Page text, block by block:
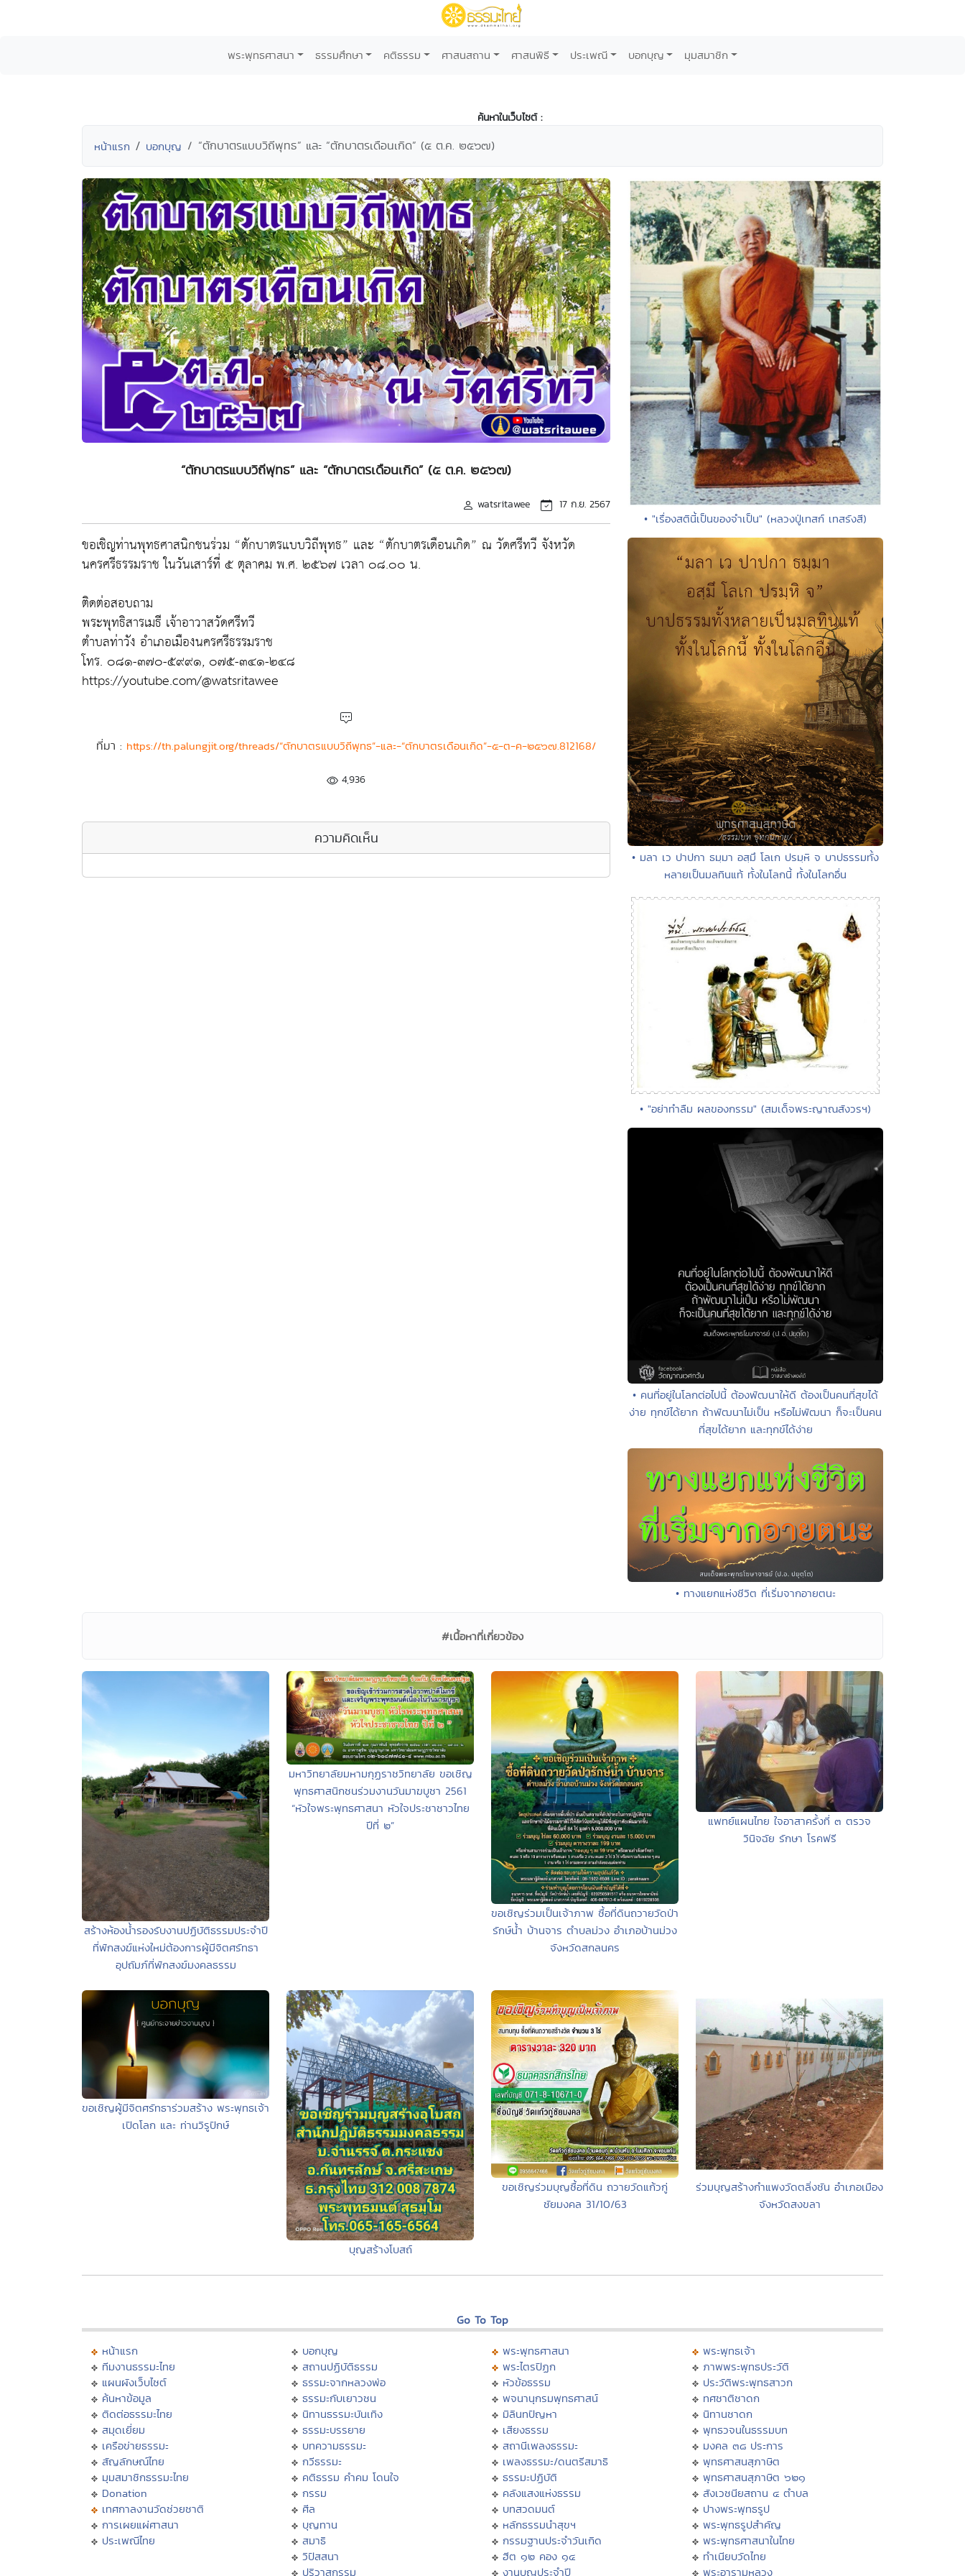
พระพุทธศาสนา ธรรมศึกษา คติธรรม ศาสนสถาน ศาสนพิธี ประเพณี บอกบุญ มุมสมาชิก
ค้นหาในเว็บไซต์ :
หน้าแรก บอกบุญ “ตักบาตรแบบวิถีพุทธ” และ “ตักบาตรเดือนเกิด” (๕ ต.ค. ๒๕๖๗)
“ตักบาตรแบบวิถีพุทธ” และ “ตักบาตรเดือนเกิด” (๕ ต.ค. ๒๕๖๗)
watsritawee 17 ก.ย. 2567
ขอเชิญท่านพุทธศาสนิกชนร่วม “ตักบาตรแบบวิถีพุทธ” และ “ตักบาตรเดือนเกิด” ณ วัดศรีทวี จังหวัด
นครศรีธรรมราช ในวันเสาร์ที่ ๕ ตุลาคม พ.ศ. ๒๕๖๗ เวลา ๐๘.๐๐ น.
ติดต่อสอบถาม
พระพุทธิสารเมธี เจ้าอาวาสวัดศรีทวี
ตำบลท่าวัง อำเภอเมืองนครศรีธรรมราช
โทร. ๐๘๑-๓๗๐-๕๙๙๑, ๐๗๕-๓๔๑-๒๔๘
https://youtube.com/@watsritawee
ที่มา : https://th.palungjit.org/threads/“ตักบาตรแบบวิถีพุทธ”-และ-“ตักบาตรเดือนเกิด”-๕-ต-ค-๒๕๖๗.812168/
4,936
ความคิดเห็น
• "เรื่องสตินี้เป็นของจำเป็น" (หลวงปู่เทสก์ เทสรังสี)
• มลา เว ปาปกา ธมฺมา อสฺมึ โลเก ปรมฺหิ จ บาปธรรมทั้ง
หลายเป็นมลทินแท้ ทั้งในโลกนี้ ทั้งในโลกอื่น
• "อย่าทำลืม ผลของกรรม" (สมเด็จพระญาณสังวรฯ)
• คนที่อยู่ในโลกต่อไปนี้ ต้องพัฒนาให้ดี ต้องเป็นคนที่สุขได้
ง่าย ทุกข์ได้ยาก ถ้าพัฒนาไม่เป็น หรือไม่พัฒนา ก็จะเป็นคน
ที่สุขได้ยาก และทุกข์ได้ง่าย
• ทางแยกแห่งชีวิต ที่เริ่มจากอายตนะ
#เนื้อหาที่เกี่ยวข้อง
สร้างห้องน้ำรองรับงานปฏิบัติธรรมประจำปี
ที่พักสงฆ์แห่งใหม่ต้องการผู้มีจิตศรัทธา
อุปถัมภ์ที่พักสงฆ์มงคลธรรม
มหาวิทยาลัยมหามกุฏราชวิทยาลัย ขอเชิญ
พุทธศาสนิกชนร่วมงานวันมาฆบูชา 2561
“หัวใจพระพุทธศาสนา หัวใจประชาชาวไทย
ปีที่ ๒”
ขอเชิญร่วมเป็นเจ้าภาพ ซื้อที่ดินถวายวัดป่า
รักษ์น้ำ บ้านจาร ตำบลม่วง อำเภอบ้านม่วง
จังหวัดสกลนคร
แพทย์แผนไทย ใจอาสาครั้งที่ ๓ ตรวจ
วินิจฉัย รักษา โรคฟรี
ขอเชิญผู้มีจิตศรัทธาร่วมสร้าง พระพุทธเจ้า
เปิดโลก และ ท่านวิรูปักษ์
บุญสร้างโบสถ์
ขอเชิญร่วมบุญซื้อที่ดิน ถวายวัดแก้วกู่
ชัยมงคล 31/10/63
ร่วมบุญสร้างกำแพงวัดตลิ่งชัน อำเภอเมือง
จังหวัดสงขลา
Go To Top
หน้าแรก
ทีมงานธรรมะไทย
แผนผังเว็บไซต์
ค้นหาข้อมูล
ติดต่อธรรมะไทย
สมุดเยี่ยม
เครือข่ายธรรมะ
สัญลักษณ์ไทย
มุมสมาชิกธรรมะไทย
Donation
เทศกาลงานวัดช่วยชาติ
การเผยแผ่ศาสนา
ประเพณีไทย
บอกบุญ
สถานปฏิบัติธรรม
ธรรมะจากหลวงพ่อ
ธรรมะกับเยาวชน
นิทานธรรมะบันเทิง
ธรรมะบรรยาย
บทความธรรมะ
กวีธรรมะ
คติธรรม คำคม โดนใจ
กรรม
ศีล
บุญทาน
สมาธิ
วิปัสสนา
ปริวาสกรรม
พระพุทธศาสนา
พระไตรปิฏก
หัวข้อธรรม
พจนานุกรมพุทธศาสน์
มิลินทปัญหา
เสียงธรรม
สถานีเพลงธรรมะ
เพลงธรรมะ/ดนตรีสมาธิ
ธรรมะปฏิบัติ
คลังแสงแห่งธรรม
บทสวดมนต์
หลักธรรมนำสุขฯ
กรรมฐานประจำวันเกิด
ฮีต ๑๒ คอง ๑๔
งานบุญประจำปี
พระพุทธเจ้า
ภาพพระพุทธประวัติ
ประวัติพระพุทธสาวก
ทศชาติชาดก
นิทานชาดก
พุทธวจนในธรรมบท
มงคล ๓๘ ประการ
พุทธศาสนสุภาษิต
พุทธศาสนสุภาษิต ๖๒๑
สังเวชนียสถาน ๔ ตำบล
ปางพระพุทธรูป
พระพุทธรูปสำคัญ
พระพุทธศาสนาในไทย
ทำเนียบวัดไทย
พระอารามหลวง